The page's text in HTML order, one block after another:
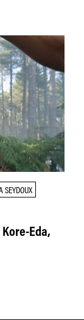
SEYDOUX
Kore-Eda,